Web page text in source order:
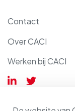
Contact
Over CACI
Werken bij CACI